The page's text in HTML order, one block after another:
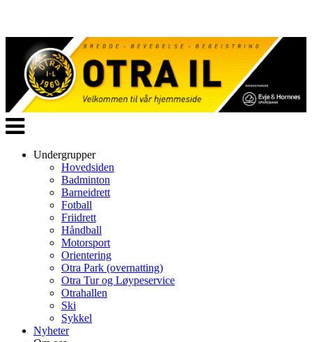
Veksle
navigasjon
Undergrupper
Hovedsiden
Badminton
Barneidrett
Fotball
Friidrett
Håndball
Motorsport
Orientering
Otra Park (overnatting)
Otra Tur og Løypeservice
Otrahallen
Ski
Sykkel
Nyheter